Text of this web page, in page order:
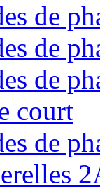
de
de
de
court
de